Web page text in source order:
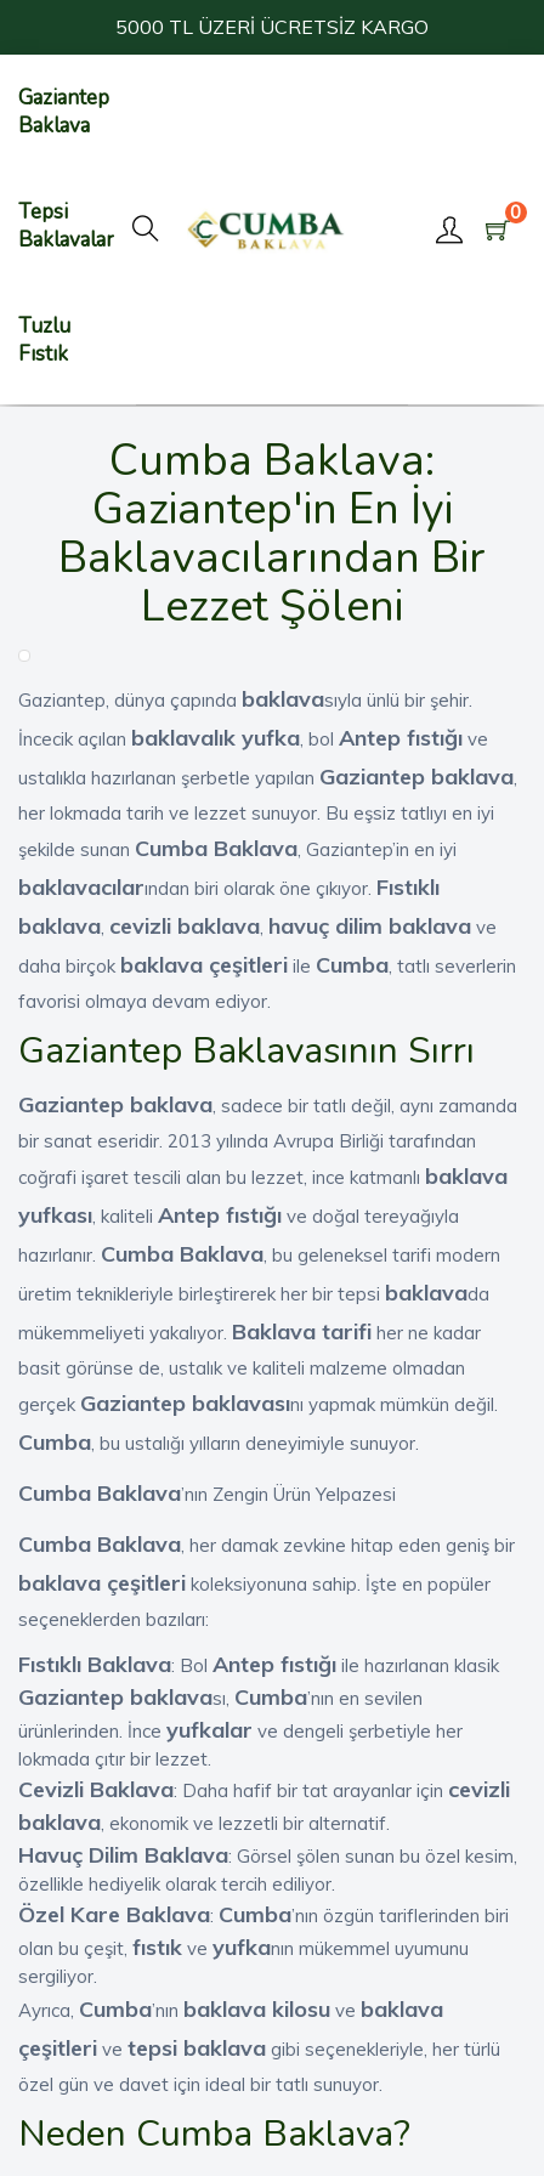
5000 TL ÜZERİ ÜCRETSİZ KARGO
Gaziantep
Baklava
Tepsi
Baklavalar
Tuzlu
Fıstık
0
Cumba Baklava:
Gaziantep'in En İyi
Baklavacılarından Bir
Lezzet Şöleni
Gaziantep, dünya çapında baklavasıyla ünlü bir şehir.
İncecik açılan baklavalık yufka, bol Antep fıstığı ve
ustalıkla hazırlanan şerbetle yapılan Gaziantep baklava,
her lokmada tarih ve lezzet sunuyor. Bu eşsiz tatlıyı en iyi
şekilde sunan Cumba Baklava, Gaziantep’in en iyi
baklavacılarından biri olarak öne çıkıyor. Fıstıklı
baklava, cevizli baklava, havuç dilim baklava ve
daha birçok baklava çeşitleri ile Cumba, tatlı severlerin
favorisi olmaya devam ediyor.
Gaziantep Baklavasının Sırrı
Gaziantep baklava, sadece bir tatlı değil, aynı zamanda
bir sanat eseridir. 2013 yılında Avrupa Birliği tarafından
coğrafi işaret tescili alan bu lezzet, ince katmanlı baklava
yufkası, kaliteli Antep fıstığı ve doğal tereyağıyla
hazırlanır. Cumba Baklava, bu geleneksel tarifi modern
üretim teknikleriyle birleştirerek her bir tepsi baklavada
mükemmeliyeti yakalıyor. Baklava tarifi her ne kadar
basit görünse de, ustalık ve kaliteli malzeme olmadan
gerçek Gaziantep baklavasını yapmak mümkün değil.
Cumba, bu ustalığı yılların deneyimiyle sunuyor.
Cumba Baklava’nın Zengin Ürün Yelpazesi
Cumba Baklava, her damak zevkine hitap eden geniş bir
baklava çeşitleri koleksiyonuna sahip. İşte en popüler
seçeneklerden bazıları:
Fıstıklı Baklava: Bol Antep fıstığı ile hazırlanan klasik
Gaziantep baklavası, Cumba’nın en sevilen
ürünlerinden. İnce yufkalar ve dengeli şerbetiyle her
lokmada çıtır bir lezzet.
Cevizli Baklava: Daha hafif bir tat arayanlar için cevizli
baklava, ekonomik ve lezzetli bir alternatif.
Havuç Dilim Baklava: Görsel şölen sunan bu özel kesim,
özellikle hediyelik olarak tercih ediliyor.
Özel Kare Baklava: Cumba’nın özgün tariflerinden biri
olan bu çeşit, fıstık ve yufkanın mükemmel uyumunu
sergiliyor.
Ayrıca, Cumba’nın baklava kilosu ve baklava
çeşitleri ve tepsi baklava gibi seçenekleriyle, her türlü
özel gün ve davet için ideal bir tatlı sunuyor.
Neden Cumba Baklava?